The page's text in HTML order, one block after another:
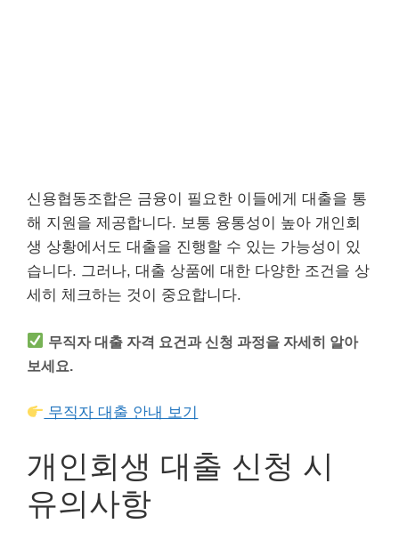
신용협동조합은 금융이 필요한 이들에게 대출을 통
해 지원을 제공합니다. 보통 융통성이 높아 개인회
생 상황에서도 대출을 진행할 수 있는 가능성이 있
습니다. 그러나, 대출 상품에 대한 다양한 조건을 상
세히 체크하는 것이 중요합니다.
무직자 대출 자격 요건과 신청 과정을 자세히 알아
보세요.
무직자 대출 안내 보기
개인회생 대출 신청 시
유의사항